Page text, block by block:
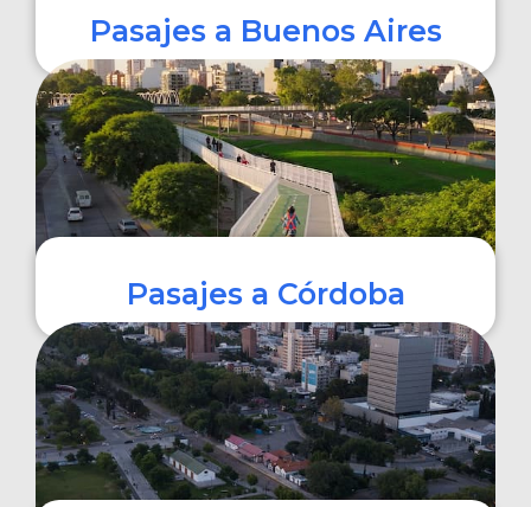
Pasajes a Buenos Aires
COMPRAR
Pasajes a Córdoba
COMPRAR